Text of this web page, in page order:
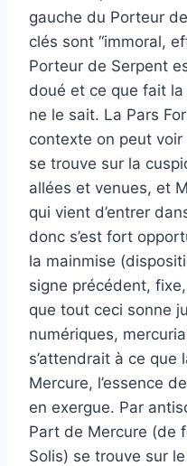
gauche du Porteur
clés sont “immoral,
Porteur de Serpent
doué et ce que fait
ne le sait. La Pars
contexte on peut voir
se trouve sur la
allées et venues, et
qui vient d’entrer
donc s’est fort
la mainmise
signe précédent,
que tout ceci sonne
numériques,
s’attendrait à ce
Mercure, l’essence
en exergue. Par
Part de Mercure (de
Solis) se trouve sur